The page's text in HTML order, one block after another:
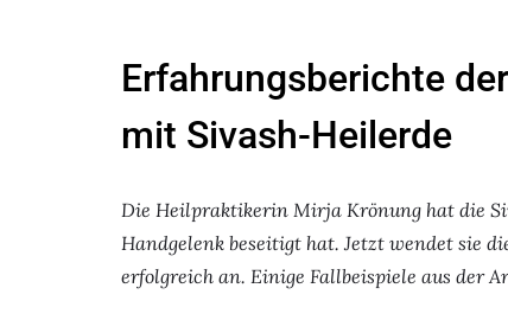
Erfahrungsberichte
mit Sivash-Heilerde
Die Heilpraktikerin Mirja Krönung hat die
Handgelenk beseitigt hat. Jetzt wendet sie
erfolgreich an. Einige Fallbeispiele aus